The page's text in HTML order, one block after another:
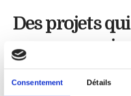
Consentement Détails
Des projets qui
vie